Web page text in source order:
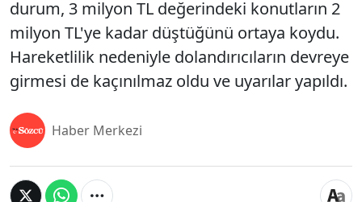
durum, 3 milyon TL değerindeki konutların 2
milyon TL'ye kadar düştüğünü ortaya koydu.
Hareketlilik nedeniyle dolandırıcıların devreye
girmesi de kaçınılmaz oldu ve uyarılar yapıldı.
Haber Merkezi